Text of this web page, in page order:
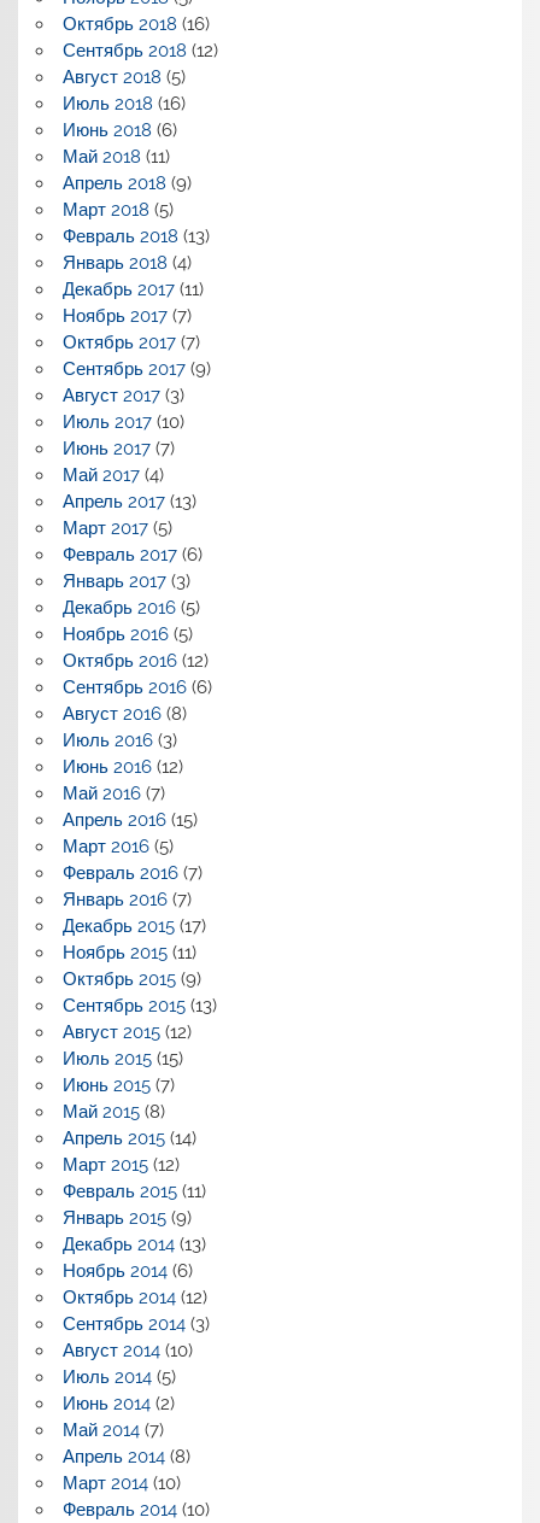
Октябрь 2018 (16)
Сентябрь 2018 (12)
Август 2018 (5)
Июль 2018 (16)
Июнь 2018 (6)
Май 2018 (11)
Апрель 2018 (9)
Март 2018 (5)
Февраль 2018 (13)
Январь 2018 (4)
Декабрь 2017(11)
Ноябрь 2017(7)
Октябрь 2017(7)
Сентябрь 2017(9)
Август 2017(3)
Июль 2017(10)
Июнь 2017(7)
Май 2017(4)
Апрель 2017(13)
Март 2017(5)
Февраль 2017(6)
Январь 2017(3)
Декабрь 2016(5)
Ноябрь 2016(5)
Октябрь 2016(12)
Сентябрь 2016(6)
Август 2016(8)
Июль 2016(3)
Июнь 2016(12)
Май 2016(7)
Апрель 2016(15)
Март 2016(5)
Февраль 2016(7)
Январь 2016(7)
Декабрь 2015(17)
Ноябрь 2015(11)
Октябрь 2015(9)
Сентябрь 2015(13)
Август 2015(12)
Июль 2015(15)
Июнь 2015(7)
Май 2015(8)
Апрель 2015(14)
Март 2015(12)
Февраль 2015(11)
Январь 2015(9)
Декабрь 2014(13)
Ноябрь 2014(6)
Октябрь 2014(12)
Сентябрь 2014(3)
Август 2014(10)
Июль 2014(5)
Июнь 2014(2)
Май 2014(7)
Апрель 2014(8)
Март 2014(10)
Февраль 2014(10)